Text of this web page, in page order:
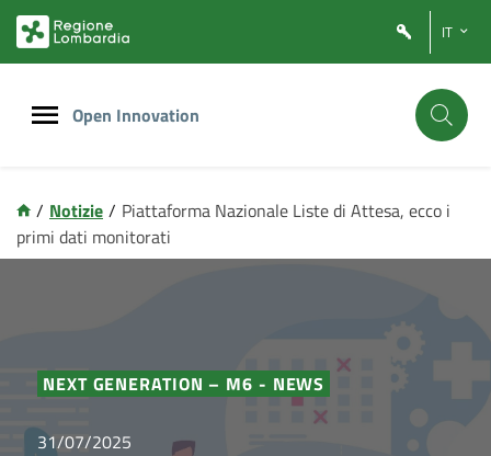
contenuto
footer
IT
Open Innovation
/ Notizie / Piattaforma Nazionale Liste di Attesa, ecco i
primi dati monitorati
NEXT GENERATION – M6 - NEWS
31/07/2025